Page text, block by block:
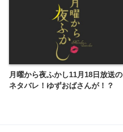
月曜から夜ふかし11月18日放送の
ネタバレ！ゆずおばさんが！？